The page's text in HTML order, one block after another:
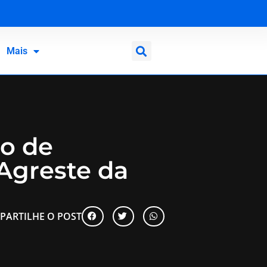
Mais
de
da
O POST